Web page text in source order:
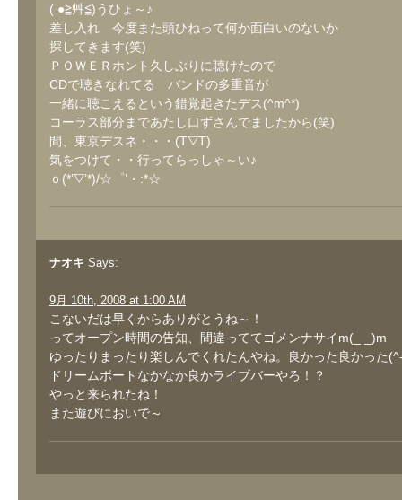
( ●≧艸≦)うひょ～♪
差し入れ 今度また頭ひねって何か面白いのないか
探してきます(笑)
ＰＯＷＥＲホント久しぶりに聴けたので
CDで聴きなれてる バンドの多重音が
一緒に聴こえるという錯覚起きたデス(^m^*)
コーラス部分まであたし口ずさんでましたから(笑)
間、東京デスネ・・・(T▽T)
気をつけて・・行ってらっしゃ～い♪
ｏ(*’▽’*)/☆゜’・:*☆
ナオキ Says:
9月 10th, 2008 at 1:00 AM
こないだは早くからありがとうね～！
ってオープン時間の告知、間違っててゴメンナサイm(_ _)m
ゆったりまったり楽しんでくれたんやね。良かった良かった
ドリームボートなかなか良かライブバーやろ！？
やっと来られたね！
また遊びにおいで～